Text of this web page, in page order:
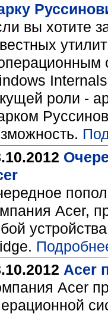
вы хотите
роли -
Acer,
Acer
Acer